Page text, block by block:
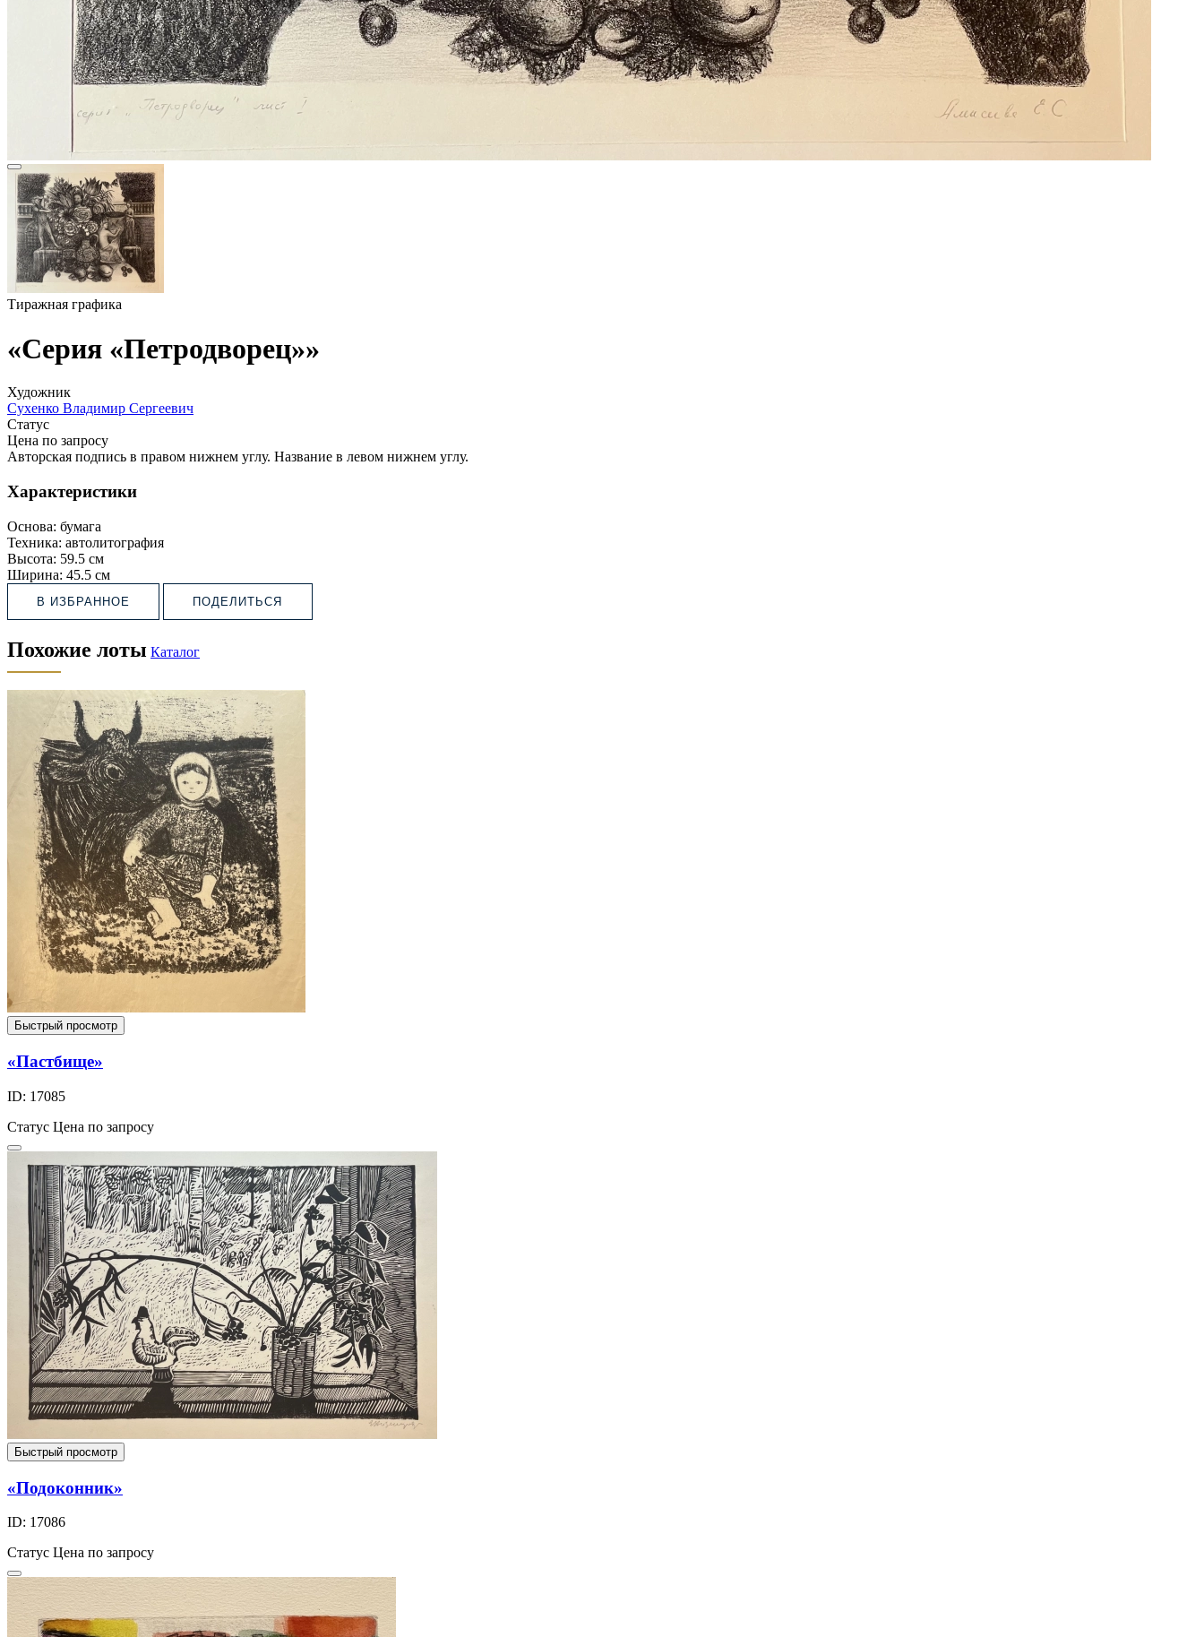
Тиражная графика
«Серия «Петродворец»»
Художник
Сухенко Владимир Сергеевич
Статус
Цена по запросу
Авторская подпись в правом нижнем углу. Название в левом нижнем углу.
Характеристики
Основа: бумага
Техника: автолитография
Высота: 59.5 см
Ширина: 45.5 см
В ИЗБРАННОЕ ПОДЕЛИТЬСЯ
Похожие лоты Каталог
Быстрый просмотр
«Пастбище»
ID: 17085
Статус Цена по запросу
Быстрый просмотр
«Подоконник»
ID: 17086
Статус Цена по запросу